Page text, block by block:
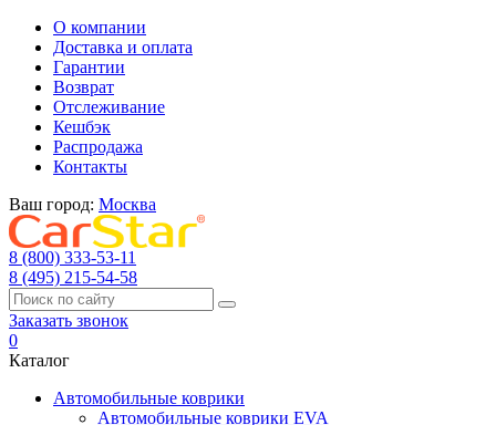
О компании
Доставка и оплата
Гарантии
Возврат
Отслеживание
Кешбэк
Распродажа
Контакты
Ваш город: Москва
8 (800) 333-53-11
8 (495) 215-54-58
Заказать звонок
0
Каталог
Автомобильные коврики
Автомобильные коврики EVA